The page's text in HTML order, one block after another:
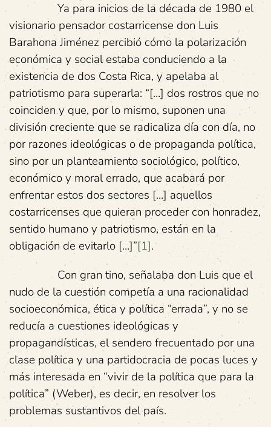
Ya para inicios de la década de 1980 el
visionario pensador costarricense don Luis
Barahona Jiménez percibió cómo la polarización
económica y social estaba conduciendo a la
existencia de dos Costa Rica, y apelaba al
patriotismo para superarla: “[…] dos rostros que no
coinciden y que, por lo mismo, suponen una
división creciente que se radicaliza día con día, no
por razones ideológicas o de propaganda política,
sino por un planteamiento sociológico, político,
económico y moral errado, que acabará por
enfrentar estos dos sectores […] aquellos
costarricenses que quieran proceder con honradez,
sentido humano y patriotismo, están en la
obligación de evitarlo […]”[1].
Con gran tino, señalaba don Luis que el
nudo de la cuestión competía a una racionalidad
socioeconómica, ética y política “errada”, y no se
reducía a cuestiones ideológicas y
propagandísticas, el sendero frecuentado por una
clase política y una partidocracia de pocas luces y
más interesada en “vivir de la política que para la
política” (Weber), es decir, en resolver los
problemas sustantivos del país.